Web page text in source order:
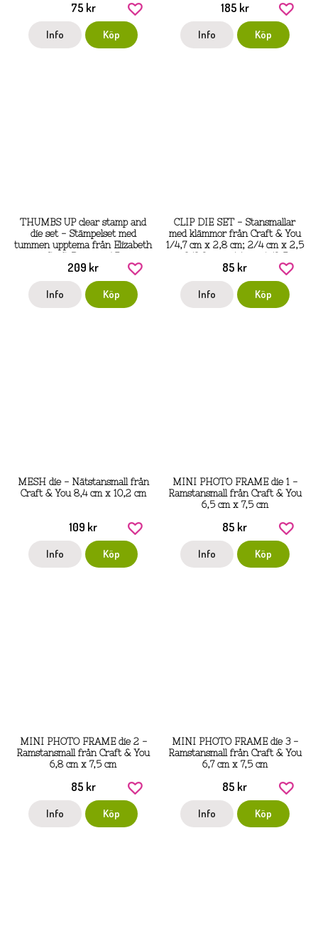
2/5,7 x 1,5 cm
75 kr
Info Köp
185 kr
Info Köp
THUMBS UP clear stamp and
die set - Stämpelset med
tummen upptema från Elizabeth
209 kr
Info Köp
CLIP DIE SET - Stansmallar
med klämmor från Craft & You
1/4,7 cm x 2,8 cm; 2/4 cm x 2,5
x 0,9 cm
85 kr
Info Köp
MESH die - Nätstansmall från
Craft & You 8,4 cm x 10,2 cm
109 kr
Info Köp
MINI PHOTO FRAME die 1 -
Ramstansmall från Craft & You
6,5 cm x 7,5 cm
85 kr
Info Köp
MINI PHOTO FRAME die 2 -
Ramstansmall från Craft & You
6,8 cm x 7,5 cm
85 kr
Info Köp
MINI PHOTO FRAME die 3 -
Ramstansmall från Craft & You
6,7 cm x 7,5 cm
85 kr
Info Köp